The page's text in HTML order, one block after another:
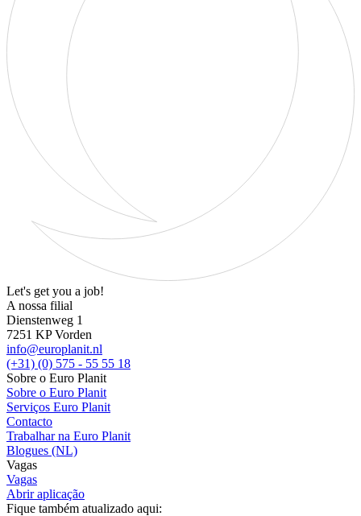
Let's get you a job!
A nossa filial
Dienstenweg 1
7251 KP Vorden
info@europlanit.nl
(+31) (0) 575 - 55 55 18
Sobre o Euro Planit
Sobre o Euro Planit
Serviços Euro Planit
Contacto
Trabalhar na Euro Planit
Blogues (NL)
Vagas
Vagas
Abrir aplicação
Fique também atualizado aqui: